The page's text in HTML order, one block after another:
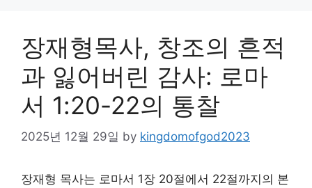
장재형목사, 창조의 흔적
과 잃어버린 감사: 로마
서 1:20-22의 통찰
2025년 12월 29일 by kingdomofgod2023
장재형 목사는 로마서 1장 20절에서 22절까지의 본